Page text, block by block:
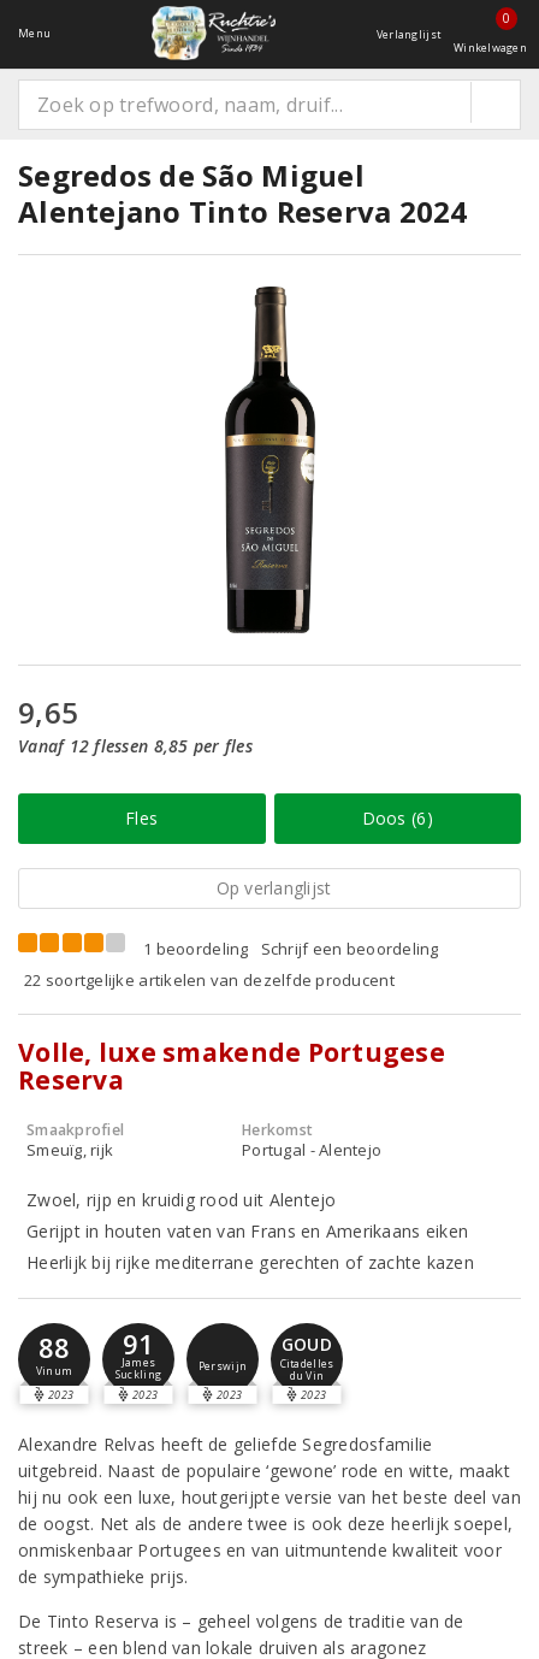
Menu Verlanglijst
0
Winkelwagen
Segredos de São Miguel
Alentejano Tinto Reserva 2024
9,65
Vanaf 12 flessen 8,85 per fles
Fles Doos (6)
Op verlanglijst
1 beoordeling
Schrijf een beoordeling
22 soortgelijke artikelen van dezelfde producent
Volle, luxe smakende Portugese
Reserva
Smaakprofiel
Smeuïg, rijk
Herkomst
Portugal - Alentejo
Zwoel, rijp en kruidig rood uit Alentejo
Gerijpt in houten vaten van Frans en Amerikaans eiken
Heerlijk bij rijke mediterrane gerechten of zachte kazen
88
Vinum
2023
91
James
Suckling
2023
Perswijn
2023
GOUD
Citadelles
du Vin
2023
Alexandre Relvas heeft de geliefde Segredosfamilie
uitgebreid. Naast de populaire ‘gewone’ rode en witte, maakt
hij nu ook een luxe, houtgerijpte versie van het beste deel van
de oogst. Net als de andere twee is ook deze heerlijk soepel,
onmiskenbaar Portugees en van uitmuntende kwaliteit voor
de sympathieke prijs.
De Tinto Reserva is – geheel volgens de traditie van de
streek – een blend van lokale druiven als aragonez